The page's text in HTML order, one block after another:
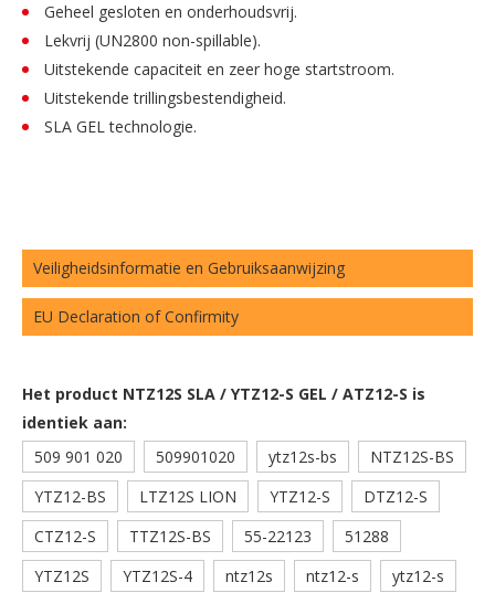
Geheel gesloten en onderhoudsvrij.
Lekvrij (UN2800 non-spillable).
Uitstekende capaciteit en zeer hoge startstroom.
Uitstekende trillingsbestendigheid.
SLA GEL technologie.
Veiligheidsinformatie en Gebruiksaanwijzing
EU Declaration of Confirmity
Het product NTZ12S SLA / YTZ12-S GEL / ATZ12-S is
identiek aan:
509 901 020
509901020 ytz12s-bs
NTZ12S-BS
YTZ12-BS
LTZ12S LION YTZ12-S
DTZ12-S
CTZ12-S
TTZ12S-BS 55-22123
51288
YTZ12S
YTZ12S-4 ntz12s ntz12-s
ytz12-s